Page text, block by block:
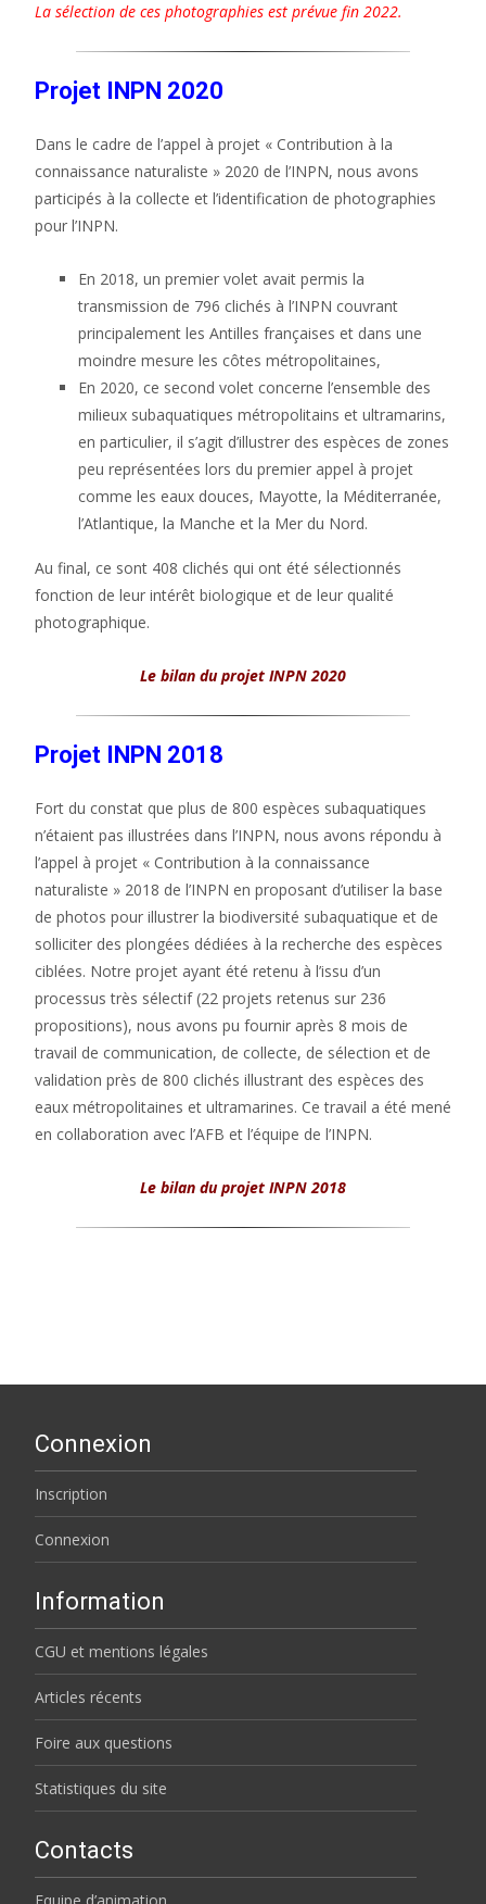
La sélection de ces photographies est prévue fin 2022.
Projet INPN 2020
Dans le cadre de l’appel à projet « Contribution à la
connaissance naturaliste » 2020 de l’INPN, nous avons
participés à la collecte et l’identification de photographies
pour l’INPN.
En 2018, un premier volet avait permis la
transmission de 796 clichés à l’INPN couvrant
principalement les Antilles françaises et dans une
moindre mesure les côtes métropolitaines,
En 2020, ce second volet concerne l’ensemble des
milieux subaquatiques métropolitains et ultramarins,
en particulier, il s’agit d’illustrer des espèces de zones
peu représentées lors du premier appel à projet
comme les eaux douces, Mayotte, la Méditerranée,
l’Atlantique, la Manche et la Mer du Nord.
Au final, ce sont 408 clichés qui ont été sélectionnés
fonction de leur intérêt biologique et de leur qualité
photographique.
Le bilan du projet INPN 2020
Projet INPN 2018
Fort du constat que plus de 800 espèces subaquatiques
n’étaient pas illustrées dans l’INPN, nous avons répondu à
l’appel à projet « Contribution à la connaissance
naturaliste » 2018 de l’INPN en proposant d’utiliser la base
de photos pour illustrer la biodiversité subaquatique et de
solliciter des plongées dédiées à la recherche des espèces
ciblées. Notre projet ayant été retenu à l’issu d’un
processus très sélectif (22 projets retenus sur 236
propositions), nous avons pu fournir après 8 mois de
travail de communication, de collecte, de sélection et de
validation près de 800 clichés illustrant des espèces des
eaux métropolitaines et ultramarines. Ce travail a été mené
en collaboration avec l’AFB et l’équipe de l’INPN.
Le bilan du projet INPN 2018
Connexion
Inscription
Connexion
Information
CGU et mentions légales
Articles récents
Foire aux questions
Statistiques du site
Contacts